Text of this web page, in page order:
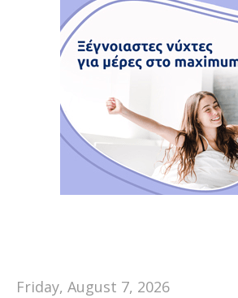
Friday, August 7, 2026